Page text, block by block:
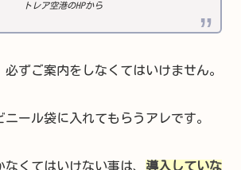
トレア空港のHPから
ずご案内をしなくてはいけません。
ール袋に入れてもらうアレです。
くてはいけない事は、 導入していな